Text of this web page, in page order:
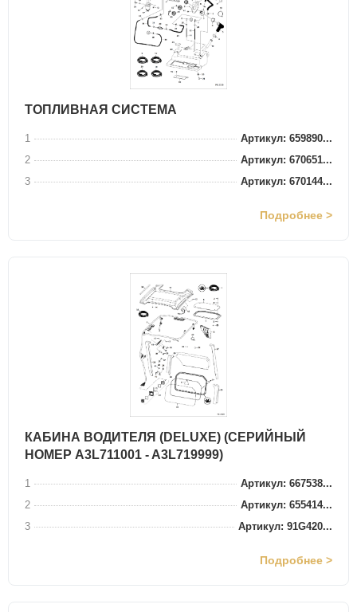
ТОПЛИВНАЯ СИСТЕМА
1
Артикул: 659890...
2
Артикул: 670651...
3
Артикул: 670144...
Подробнее >
КАБИНА ВОДИТЕЛЯ (DELUXE) (СЕРИЙНЫЙ
НОМЕР A3L711001 - A3L719999)
1
Артикул: 667538...
2
Артикул: 655414...
3
Артикул: 91G420...
Подробнее >